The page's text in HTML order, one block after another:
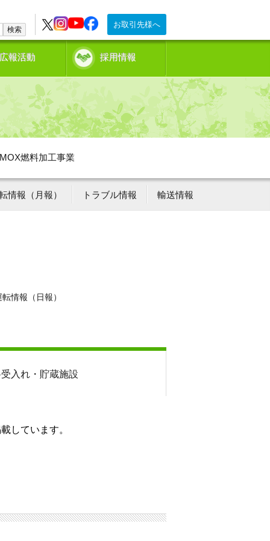
お取引先様へ
検索
広報活動 採用情報
MOX燃料加工事業
情報（月報） トラブル情報 輸送情報
情報（日報）
受入れ・貯蔵施設
しています。